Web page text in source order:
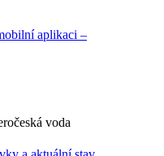
aplikaci –